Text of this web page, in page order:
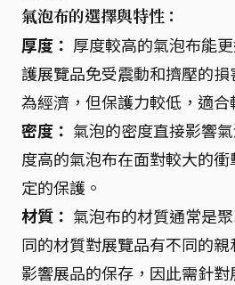
氣泡布的選擇與特性：
厚度： 厚度較高的氣泡布能
護展覽品免受震動和擠壓的
為經濟，但保護力較低，適合
密度： 氣泡的密度直接影響
度高的氣泡布在面對較大的
定的保護。
材質： 氣泡布的材質通常是
同的材質對展覽品有不同的
影響展品的保存，因此需針